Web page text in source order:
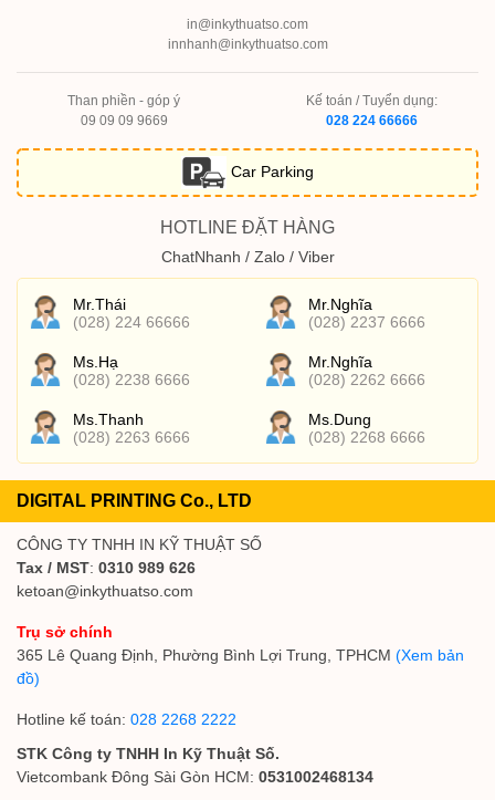
in@inkythuatso.com
innhanh@inkythuatso.com
Than phiền - góp ý
09 09 09 9669
Kế toán / Tuyển dụng:
028 224 66666
Car Parking
HOTLINE ĐẶT HÀNG
ChatNhanh / Zalo / Viber
Mr.Thái
(028) 224 66666
Mr.Nghĩa
(028) 2237 6666
Ms.Hạ
(028) 2238 6666
Mr.Nghĩa
(028) 2262 6666
Ms.Thanh
(028) 2263 6666
Ms.Dung
(028) 2268 6666
DIGITAL PRINTING Co., LTD
CÔNG TY TNHH IN KỸ THUẬT SỐ
Tax / MST: 0310 989 626
ketoan@inkythuatso.com
Trụ sở chính
365 Lê Quang Định, Phường Bình Lợi Trung, TPHCM (Xem bản
đồ)
Hotline kế toán: 028 2268 2222
STK Công ty TNHH In Kỹ Thuật Số.
Vietcombank Đông Sài Gòn HCM: 0531002468134